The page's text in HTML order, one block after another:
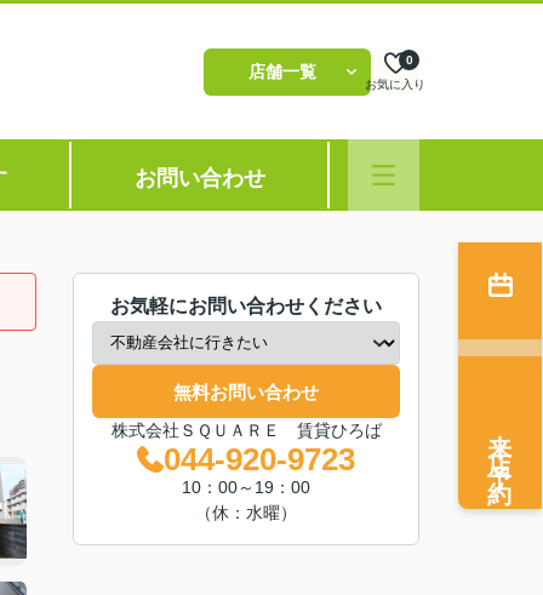
店舗一覧
お気に入り
0
お問い合わせ
お気軽にお問い合わせください
無料お問い合わせ
株式会社ＳＱＵＡＲＥ 賃貸ひろば
044-920-9723
10：00～19：00
（休：水曜）
来店予約